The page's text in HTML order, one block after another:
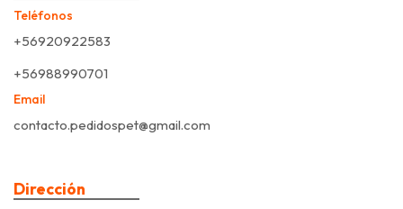
Teléfonos
+56920922583
+56988990701
Email
contacto.pedidospet@gmail.com
Dirección